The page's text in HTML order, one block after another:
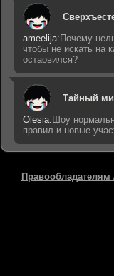
ameelija: Почему
чтобы не искать на
остаовился?
Тайный
Olesia: Шоу
правил и новые